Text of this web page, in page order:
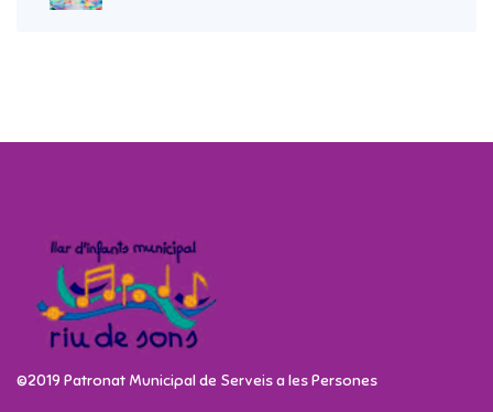
©2019 Patronat Municipal de Serveis a les Persones